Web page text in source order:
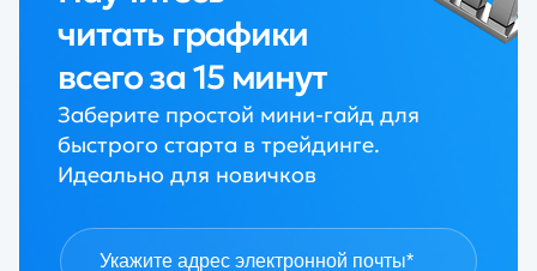
читать графики
всего за 15 минут
Заберите простой мини-гайд для
быстрого старта в трейдинге.
Идеально для новичков